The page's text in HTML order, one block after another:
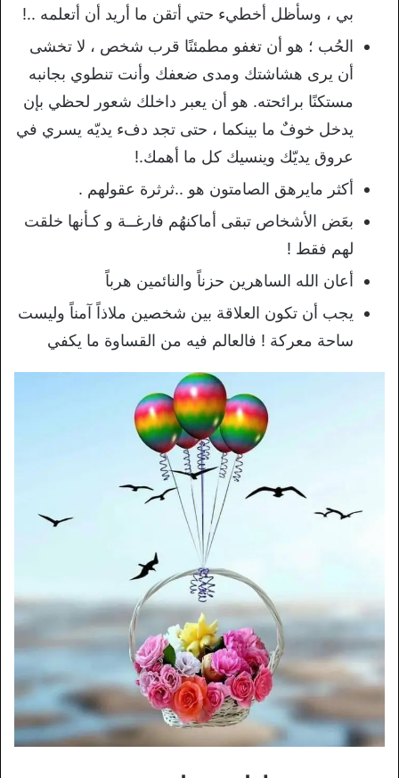
بي ، وسأظل أخطيء حتي أتقن ما أريد أن أتعلمه ..!
الحُب ؛ هو أن تغفو مطمئنًا قرب شخص ، لا تخشى
أن يرى هشاشتك ومدى ضعفك وأنت تنطوي بجانبه
مستكنًا برائحته. هو أن يعبر داخلك شعور لحظي بإن
يدخل خوفٌ ما بينكما ، حتى تجد دفء يديّه يسري في
عروق يديّك وينسيك كل ما أهمك.!
أكثر مايرهق الصامتون هو ..ثرثرة عقولهم .
بعَض الأشخاص تبقى أماكنهُم فارغــة و كـأنها خلقت
لهم فقط !
أعان الله الساهرين حزناً والنائمين هرباً
يجب أن تكون العلاقة بين شخصين ملاذاً آمناً وليست
ساحة معركة ! فالعالم فيه من القساوة ما يكفي